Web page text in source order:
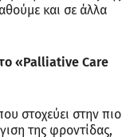
και σε άλλα
«Palliative Care
στοχεύει στην πιο
της φροντίδας,